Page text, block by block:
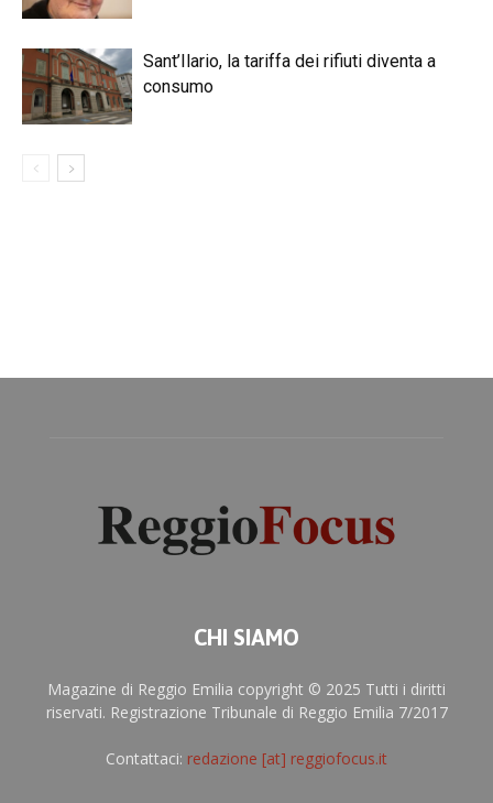
Sant’Ilario, la tariffa dei rifiuti diventa a
consumo
CHI SIAMO
Magazine di Reggio Emilia copyright © 2025 Tutti i diritti
riservati. Registrazione Tribunale di Reggio Emilia 7/2017
Contattaci: redazione [at] reggiofocus.it